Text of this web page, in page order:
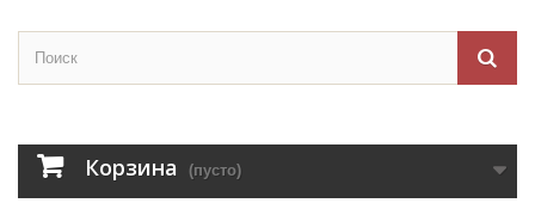
Корзина (пусто)